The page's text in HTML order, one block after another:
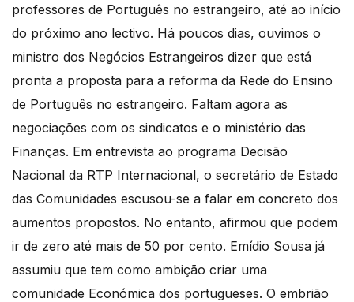
professores de Português no estrangeiro, até ao início
do próximo ano lectivo. Há poucos dias, ouvimos o
ministro dos Negócios Estrangeiros dizer que está
pronta a proposta para a reforma da Rede do Ensino
de Português no estrangeiro. Faltam agora as
negociações com os sindicatos e o ministério das
Finanças. Em entrevista ao programa Decisão
Nacional da RTP Internacional, o secretário de Estado
das Comunidades escusou-se a falar em concreto dos
aumentos propostos. No entanto, afirmou que podem
ir de zero até mais de 50 por cento. Emídio Sousa já
assumiu que tem como ambição criar uma
comunidade Económica dos portugueses. O embrião